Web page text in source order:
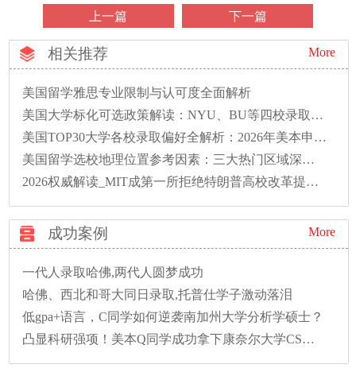
上一篇 下一篇
相关推荐 More
美国留学雅思专业限制与认可度全面解析
美国大学标化可选政策解读：NYU、BU等四校录取偏好全解析
美国TOP30大学各校录取偏好全解析：2026年美本申请必读
美国留学选校地理位置参考因素：三大热门区域深度解析
2026权威解读_MIT成第一所拒绝特朗普高校改革提案的大学
成功案例 More
一代人录取哈佛,两代人圆梦成功
哈佛、西北和哥大同日录取,托普仕学子激动落泪
低gpa+语言，C同学如何逆袭南加州大学分析学硕士？
凸显科研强项！美本Q同学成功拿下康奈尔大学CS硕士录取！